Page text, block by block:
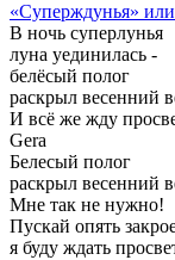
«Суперждунья»
В ночь суперлунья
луна уединилась -
белёсый полог
раскрыл весенний
И всё же жду
Gera
Белесый полог
раскрыл весенний
Мне так не нужно!
Пускай опять
я буду ждать